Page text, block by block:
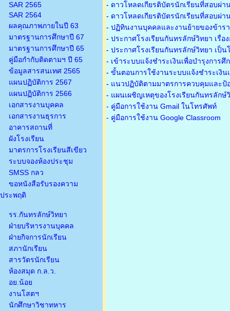
SAR 2565
SAR 2564
ผลคุณภาพภายในปี 63
มาตรฐานการศึกษาปี 67
มาตรฐานการศึกษาปี 65
คู่มือกำกับติดตามฯ ปี 65
ข้อมูลสารสนเทศ 2565
แผนปฏิบัติการ 2567
แผนปฏิบัติการ 2566
เอกสารงานบุคคล
เอกสารงานธุรการ
อาคารสถานที่
ผังโรงเรียน
มาตรการโรงเรียนสีเขียว
ระบบจองห้องประชุม
SMSS กลว
ขอหนังสือรับรองความ
ประพฤติ
รร.กันทรลักษ์วิทยา
ฝ่ายบริหารงานบุคคล
ฝ่ายกิจการนักเรียน
สภานักเรียน
สารวัตรนักเรียน
ห้องสมุด ก.ล.ว.
อย.น้อย
งานโสตฯ
นักศึกษาวิชาทหาร
- ดาวโหลดเกียรติบัตรนักเรียนที่สอบผ่
- ดาวโหลดเกียรติบัตรนักเรียนที่สอบผ่
- ปฏิทินงานบุคคลและงานย้ายของข้าร
- ประกาศโรงเรียนกันทรลักษ์วิทยา เรื่
- ประกาศโรงเรียนกันทรลักษ์วิทยา เป็
- เข้าระบบแจ้งชำระเงินเพื่อบำรุงการศึ
- ขั้นตอนการใช้งานระบบแจ้งชำระเงิน
- แนวปฏิบัติตามมาตรการควบคุมและป้
- แผนเผชิญเหตุของโรงเรียนกันทรลัก
- คู่มือการใช้งาน Gmail ในโทรศัพท์
- คู่มือการใช้งาน Google Classroom